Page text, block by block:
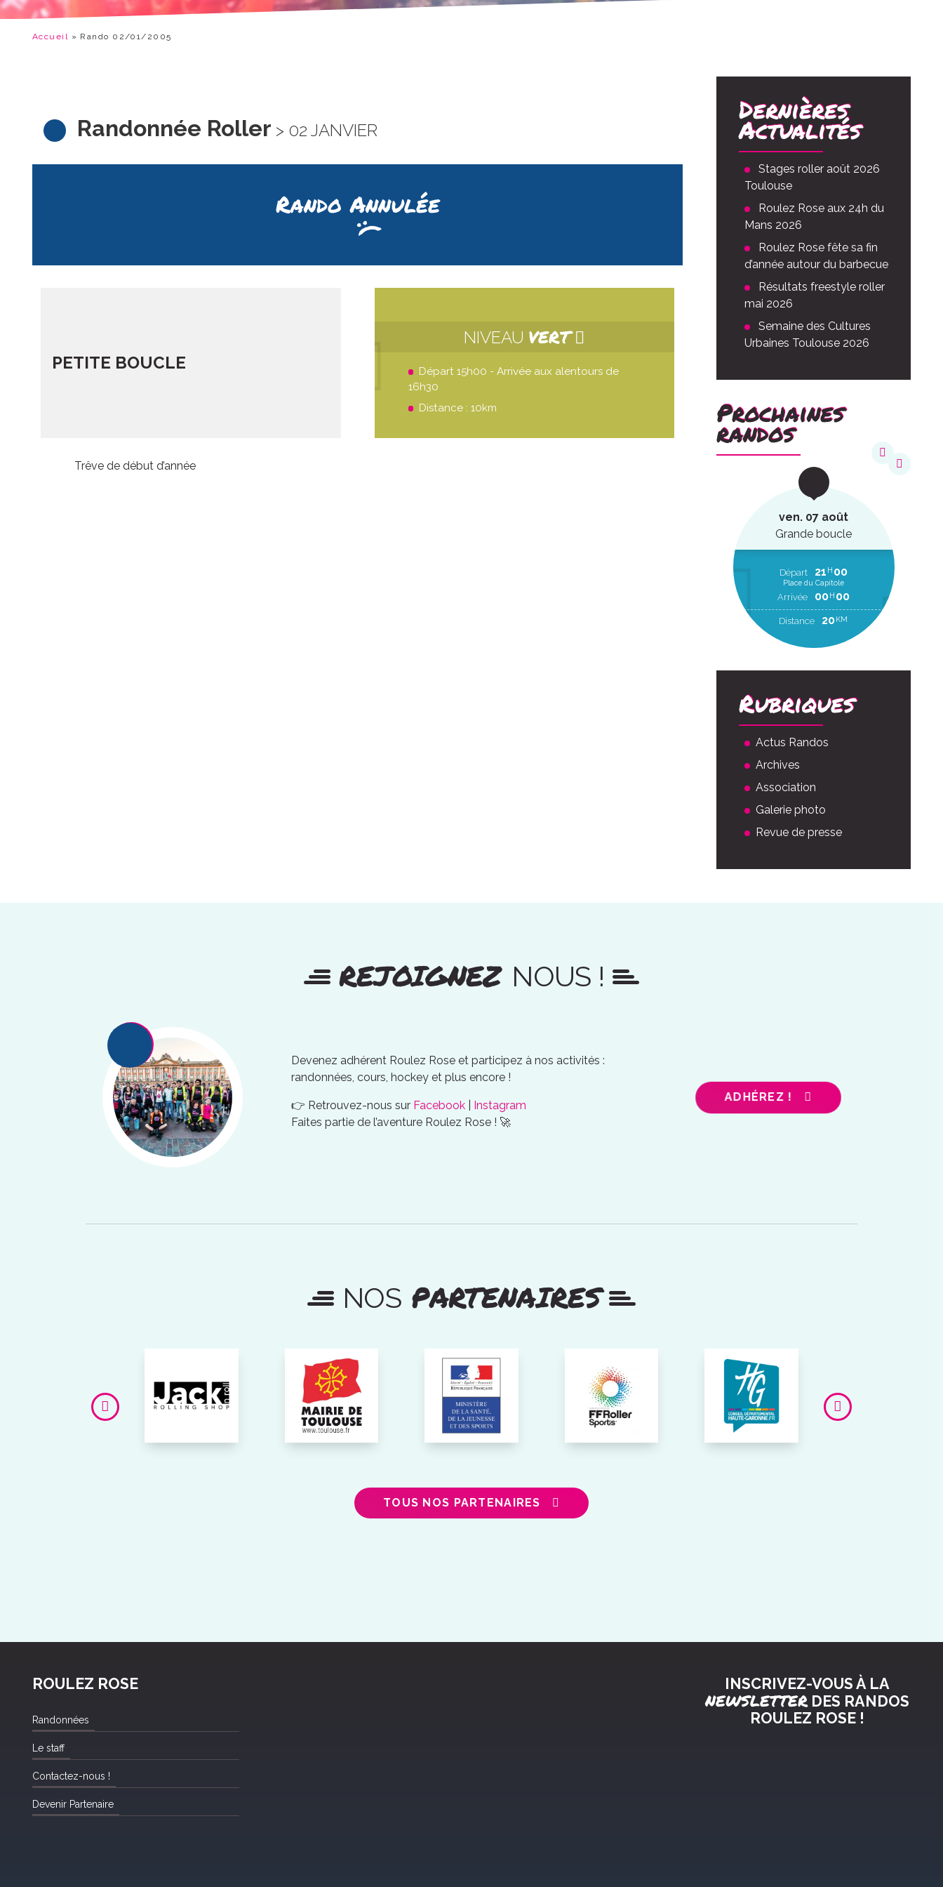
Accueil » Rando 02/01/2005
Randonnée Roller > 02 JANVIER
Rando Annulée
PETITE BOUCLE
NIVEAU VERT
Départ 15h00 - Arrivée aux alentours de
16h30
Distance : 10km
Trêve de début d’année
Dernières
Actualités
Stages roller août 2026
Toulouse
Roulez Rose aux 24h du
Mans 2026
Roulez Rose fête sa fin
d’année autour du barbecue
Résultats freestyle roller
mai 2026
Semaine des Cultures
Urbaines Toulouse 2026
Prochaines
randos
ven. 07 août
Grande boucle
Départ 21 H 00
Place du Capitole
Arrivée 00H 00
Distance 20KM
Rubriques
Actus Randos
Archives
Association
Galerie photo
Revue de presse
REJOIGNEZ NOUS !
Devenez adhérent Roulez Rose et participez à nos activités :
randonnées, cours, hockey et plus encore !
👉 Retrouvez-nous sur Facebook
Instagram
Faites partie de l’aventure Roulez Rose ! 🚀
ADHÉREZ !
NOSPARTENAIRES
TOUS NOS PARTENAIRES
ROULEZ ROSE
Randonnées
Le staff
Contactez-nous !
Devenir Partenaire
INSCRIVEZ-VOUS À LA
NEWSLETTERDES RANDOS
ROULEZ ROSE !